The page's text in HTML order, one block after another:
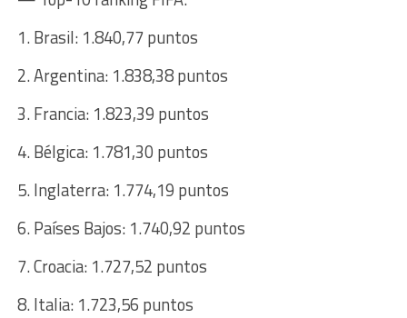
1. Brasil: 1.840,77 puntos
2. Argentina: 1.838,38 puntos
3. Francia: 1.823,39 puntos
4. Bélgica: 1.781,30 puntos
5. Inglaterra: 1.774,19 puntos
6. Países Bajos: 1.740,92 puntos
7. Croacia: 1.727,52 puntos
8. Italia: 1.723,56 puntos